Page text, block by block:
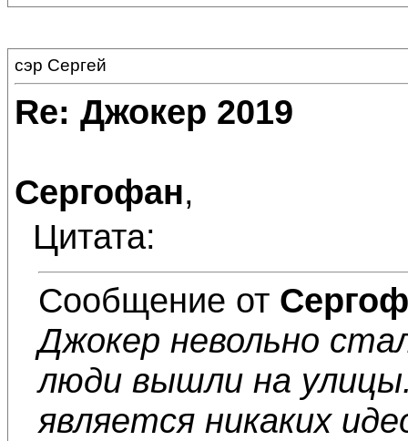
сэр Сергей
Re: Джокер 2019
Сергофан,
Цитата:
Сообщение от
Джокер невольно
люди вышли на
является никаких